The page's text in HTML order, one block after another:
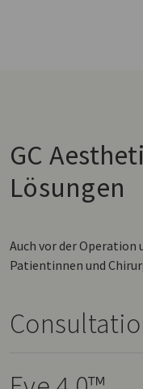
GC
Lösungen
Auch vor der
Patientinnen und